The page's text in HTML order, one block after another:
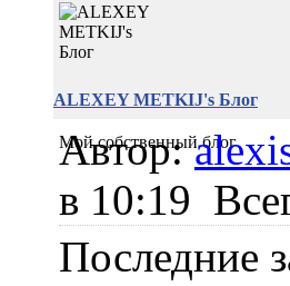
ALEXEY METKIJ's Блог
Мой собственный блог
Автор:
в 10:19
Последние